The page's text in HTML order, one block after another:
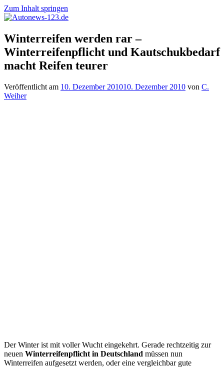
Zum Inhalt springen
Autonews-
123.de
Autonews
mit
Charme
Winterreifen werden rar –
Winterreifenpflicht und Kautschukbedarf
macht Reifen teurer
Veröffentlicht am 10. Dezember 201010. Dezember 2010 von C.
Weiher
Der Winter ist mit voller Wucht eingekehrt. Gerade rechtzeitig zur
neuen Winterreifenpflicht in Deutschland müssen nun
Winterreifen aufgesetzt werden, oder eine vergleichbar gute